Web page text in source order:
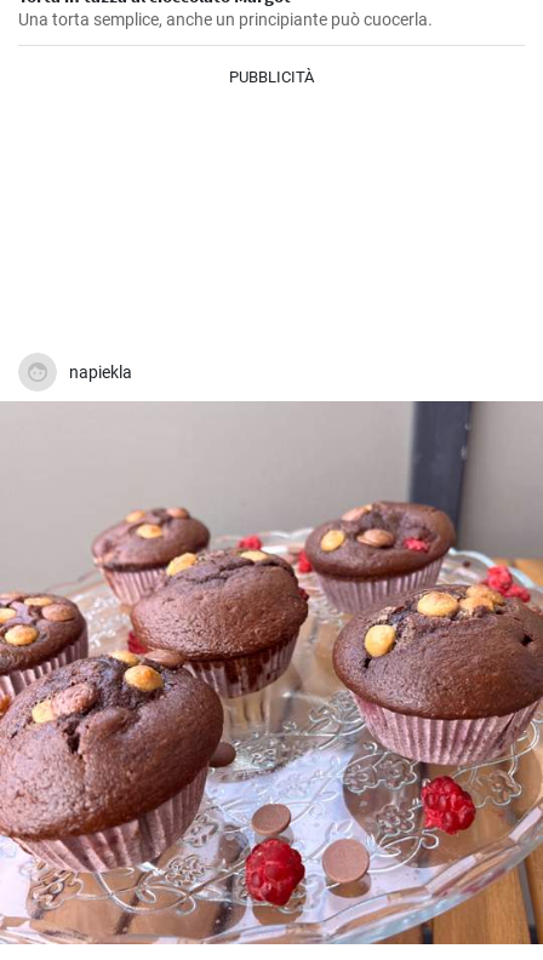
Una torta semplice, anche un principiante può cuocerla.
PUBBLICITÀ
napiekla